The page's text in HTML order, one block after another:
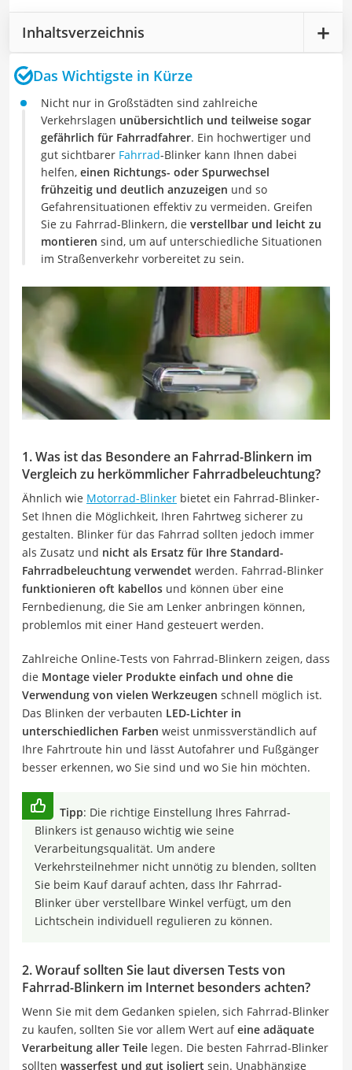
Inhaltsverzeichnis
Das Wichtigste in Kürze
Nicht nur in Großstädten sind zahlreiche
Verkehrslagen unübersichtlich und teilweise sogar
gefährlich für Fahrradfahrer. Ein hochwertiger und
gut sichtbarer Fahrrad-Blinker kann Ihnen dabei
helfen, einen Richtungs- oder Spurwechsel
frühzeitig und deutlich anzuzeigen und so
Gefahrensituationen effektiv zu vermeiden. Greifen
Sie zu Fahrrad-Blinkern, die verstellbar und leicht zu
montieren sind, um auf unterschiedliche Situationen
im Straßenverkehr vorbereitet zu sein.
1. Was ist das Besondere an Fahrrad-Blinkern im
Vergleich zu herkömmlicher Fahrradbeleuchtung?
Ähnlich wie Motorrad-Blinker bietet ein Fahrrad-Blinker-
Set Ihnen die Möglichkeit, Ihren Fahrtweg sicherer zu
gestalten. Blinker für das Fahrrad sollten jedoch immer
als Zusatz und nicht als Ersatz für Ihre Standard-
Fahrradbeleuchtung verwendet werden. Fahrrad-Blinker
funktionieren oft kabellos und können über eine
Fernbedienung, die Sie am Lenker anbringen können,
problemlos mit einer Hand gesteuert werden.
Zahlreiche Online-Tests von Fahrrad-Blinkern zeigen, dass
die Montage vieler Produkte einfach und ohne die
Verwendung von vielen Werkzeugen schnell möglich ist.
Das Blinken der verbauten LED-Lichter in
unterschiedlichen Farben weist unmissverständlich auf
Ihre Fahrtroute hin und lässt Autofahrer und Fußgänger
besser erkennen, wo Sie sind und wo Sie hin möchten.
Tipp: Die richtige Einstellung Ihres Fahrrad-
Blinkers ist genauso wichtig wie seine
Verarbeitungsqualität. Um andere
Verkehrsteilnehmer nicht unnötig zu blenden, sollten
Sie beim Kauf darauf achten, dass Ihr Fahrrad-
Blinker über verstellbare Winkel verfügt, um den
Lichtschein individuell regulieren zu können.
2. Worauf sollten Sie laut diversen Tests von
Fahrrad-Blinkern im Internet besonders achten?
Wenn Sie mit dem Gedanken spielen, sich Fahrrad-Blinker
zu kaufen, sollten Sie vor allem Wert aufeine adäquate
Verarbeitung aller Teile legen. Die besten Fahrrad-Blinker
sollten wasserfest und gut isoliert sein. Unabhängige